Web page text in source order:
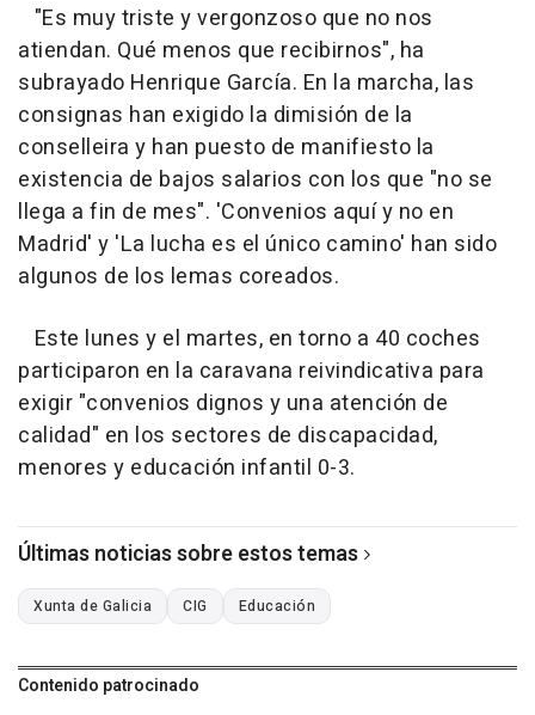
"Es muy triste y vergonzoso que no nos
atiendan. Qué menos que recibirnos", ha
subrayado Henrique García. En la marcha, las
consignas han exigido la dimisión de la
conselleira y han puesto de manifiesto la
existencia de bajos salarios con los que "no se
llega a fin de mes". 'Convenios aquí y no en
Madrid' y 'La lucha es el único camino' han sido
algunos de los lemas coreados.
Este lunes y el martes, en torno a 40 coches
participaron en la caravana reivindicativa para
exigir "convenios dignos y una atención de
calidad" en los sectores de discapacidad,
menores y educación infantil 0-3.
Últimas noticias sobre estos temas
Xunta de Galicia CIG Educación
Contenido patrocinado